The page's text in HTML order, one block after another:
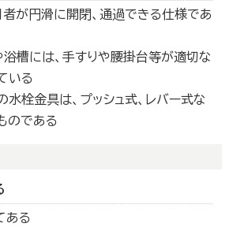
者が円滑に開閉、通過できる仕様であ
浴槽には、手すりや腰掛台等が適切な
いる
栓金具は、プッシュ式、レバー式な
のである
ある